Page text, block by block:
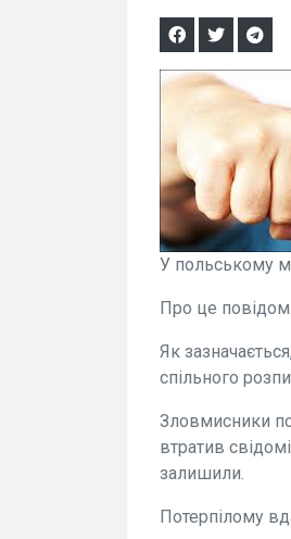
У польському
Про це
Як
спільного
Зловмисники
втратив
залишили.
Потерпілому